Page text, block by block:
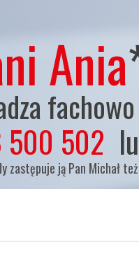
Ania
500 502
zastępuje ją Pan Michał